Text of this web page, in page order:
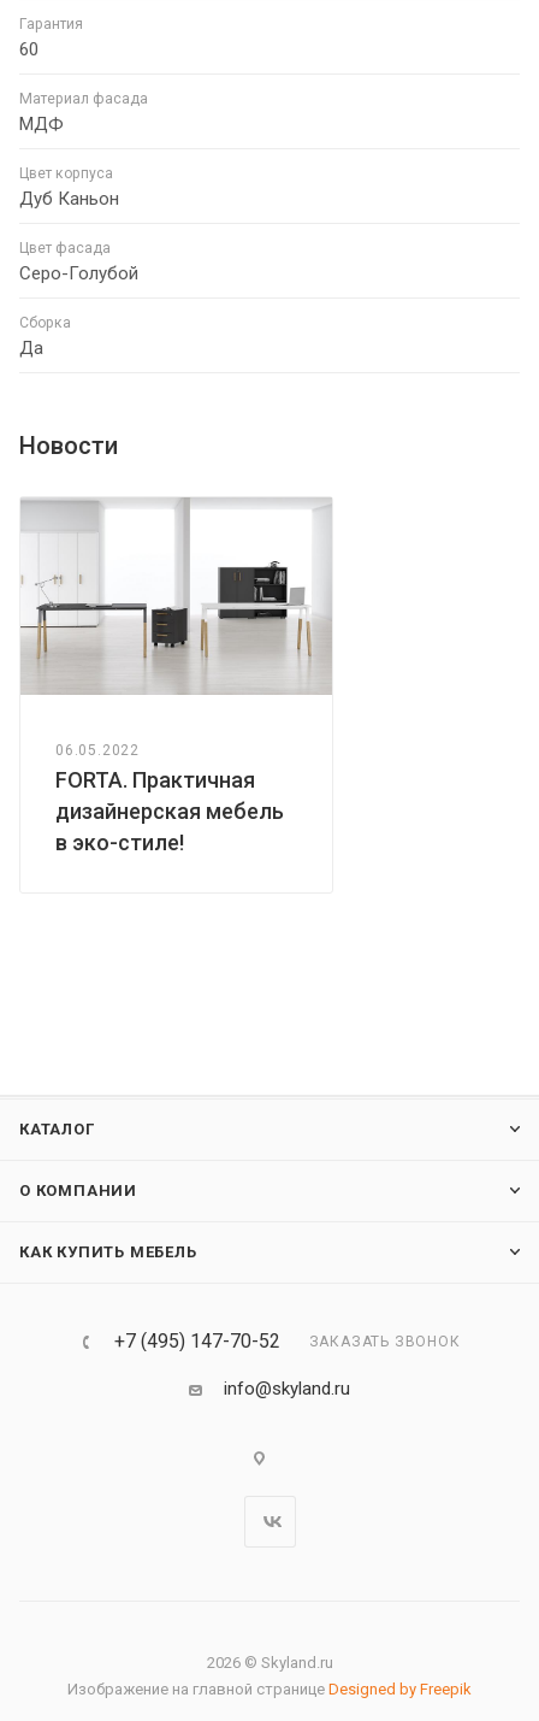
Гарантия
60
Материал фасада
МДФ
Цвет корпуса
Дуб Каньон
Цвет фасада
Серо-Голубой
Сборка
Да
Новости
06.05.2022
FORTA. Практичная
дизайнерская мебель
в эко-стиле!
КАТАЛОГ
О КОМПАНИИ
КАК КУПИТЬ МЕБЕЛЬ
+7 (495) 147-70-52 ЗАКАЗАТЬ ЗВОНОК
info@skyland.ru
2026 © Skyland.ru
Изображение на главной странице Designed by Freepik